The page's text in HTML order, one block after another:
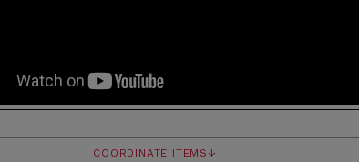
COORDINATE ITEMS↓